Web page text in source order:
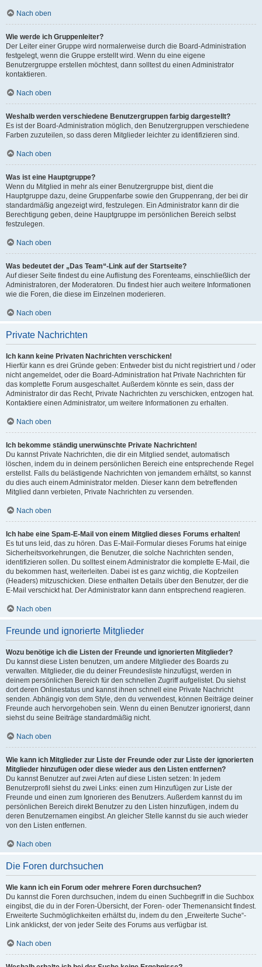
Nach oben
Wie werde ich Gruppenleiter?
Der Leiter einer Gruppe wird normalerweise durch die Board-Administration
festgelegt, wenn die Gruppe erstellt wird. Wenn du eine eigene
Benutzergruppe erstellen möchtest, dann solltest du einen Administrator
kontaktieren.
Nach oben
Weshalb werden verschiedene Benutzergruppen farbig dargestellt?
Es ist der Board-Administration möglich, den Benutzergruppen verschiedene
Farben zuzuteilen, so dass deren Mitglieder leichter zu identifizieren sind.
Nach oben
Was ist eine Hauptgruppe?
Wenn du Mitglied in mehr als einer Benutzergruppe bist, dient die
Hauptgruppe dazu, deine Gruppenfarbe sowie den Gruppenrang, der bei dir
standardmäßig angezeigt wird, festzulegen. Ein Administrator kann dir die
Berechtigung geben, deine Hauptgruppe im persönlichen Bereich selbst
festzulegen.
Nach oben
Was bedeutet der „Das Team“-Link auf der Startseite?
Auf dieser Seite findest du eine Auflistung des Forenteams, einschließlich der
Administratoren, der Moderatoren. Du findest hier auch weitere Informationen
wie die Foren, die diese im Einzelnen moderieren.
Nach oben
Private Nachrichten
Ich kann keine Privaten Nachrichten verschicken!
Hierfür kann es drei Gründe geben: Entweder bist du nicht registriert und / oder
nicht angemeldet, oder die Board-Administration hat Private Nachrichten für
das komplette Forum ausgeschaltet. Außerdem könnte es sein, dass der
Administrator dir das Recht, Private Nachrichten zu verschicken, entzogen hat.
Kontaktiere einen Administrator, um weitere Informationen zu erhalten.
Nach oben
Ich bekomme ständig unerwünschte Private Nachrichten!
Du kannst Private Nachrichten, die dir ein Mitglied sendet, automatisch
löschen, indem du in deinem persönlichen Bereich eine entsprechende Regel
erstellst. Falls du belästigende Nachrichten von jemandem erhältst, so kannst
du dies auch einem Administrator melden. Dieser kann dem betreffenden
Mitglied dann verbieten, Private Nachrichten zu versenden.
Nach oben
Ich habe eine Spam-E-Mail von einem Mitglied dieses Forums erhalten!
Es tut uns leid, das zu hören. Das E-Mail-Formular dieses Forums hat einige
Sicherheitsvorkehrungen, die Benutzer, die solche Nachrichten senden,
identifizieren sollen. Du solltest einem Administrator die komplette E-Mail, die
du bekommen hast, weiterleiten. Dabei ist es ganz wichtig, die Kopfzeilen
(Headers) mitzuschicken. Diese enthalten Details über den Benutzer, der die
E-Mail verschickt hat. Der Administrator kann dann entsprechend reagieren.
Nach oben
Freunde und ignorierte Mitglieder
Wozu benötige ich die Listen der Freunde und ignorierten Mitglieder?
Du kannst diese Listen benutzen, um andere Mitglieder des Boards zu
verwalten. Mitglieder, die du deiner Freundesliste hinzufügst, werden in
deinem persönlichen Bereich für den schnellen Zugriff aufgelistet. Du siehst
dort deren Onlinestatus und kannst ihnen schnell eine Private Nachricht
senden. Abhängig von dem Style, den du verwendest, können Beiträge deiner
Freunde auch hervorgehoben sein. Wenn du einen Benutzer ignorierst, dann
siehst du seine Beiträge standardmäßig nicht.
Nach oben
Wie kann ich Mitglieder zur Liste der Freunde oder zur Liste der ignorierten
Mitglieder hinzufügen oder diese wieder aus den Listen entfernen?
Du kannst Benutzer auf zwei Arten auf diese Listen setzen: In jedem
Benutzerprofil siehst du zwei Links: einen zum Hinzufügen zur Liste der
Freunde und einen zum Ignorieren des Benutzers. Außerdem kannst du im
persönlichen Bereich direkt Benutzer zu den Listen hinzufügen, indem du
deren Benutzernamen eingibst. An gleicher Stelle kannst du sie auch wieder
von den Listen entfernen.
Nach oben
Die Foren durchsuchen
Wie kann ich ein Forum oder mehrere Foren durchsuchen?
Du kannst die Foren durchsuchen, indem du einen Suchbegriff in die Suchbox
eingibst, die du in der Foren-Übersicht, der Foren- oder Themenansicht findest.
Erweiterte Suchmöglichkeiten erhältst du, indem du den „Erweiterte Suche“-
Link anklickst, der von jeder Seite des Forums aus verfügbar ist.
Nach oben